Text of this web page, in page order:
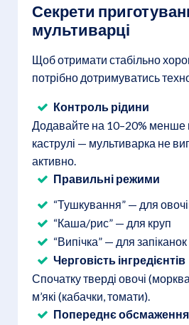
Секрети
мультиварці
Щоб отримати стабільно
потрібно дотримуватись
Контроль рідини
Додавайте на 10–20% менше
каструлі — мультиварка не
активно.
Правильні режими
“Тушкування” — для
“Каша/рис” — для круп
“Випічка” — для запіканок
Черговість інгредієнтів
Спочатку тверді овочі
м’які (кабачки, томати).
Попереднє обсмаження